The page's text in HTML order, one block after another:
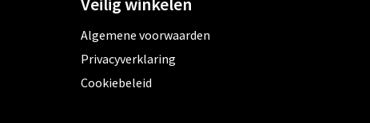
Algemene voorwaarden
Privacyverklaring
Cookiebeleid